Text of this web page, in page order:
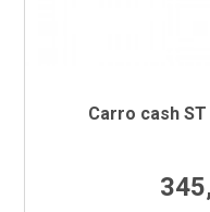
Carro cash ST